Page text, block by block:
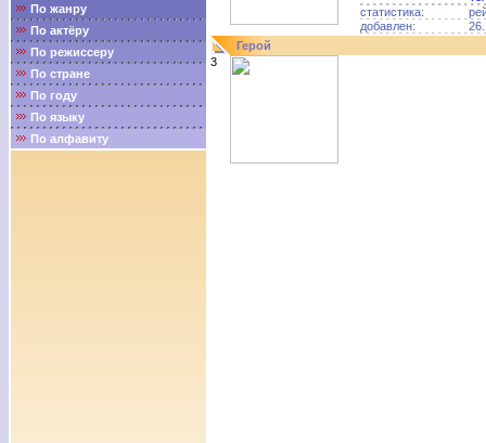
По жанру
По актёру
По режиссеру
По стране
По году
По языку
По алфавиту
статистика:
добавлен:
Герой
3